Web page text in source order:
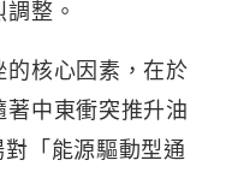
整。
核心因素，在於
中東衝突推升油
「能源驅動型通